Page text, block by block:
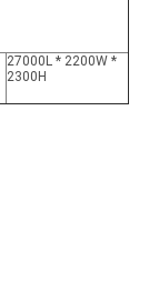
27000L * 2200W *
2300H